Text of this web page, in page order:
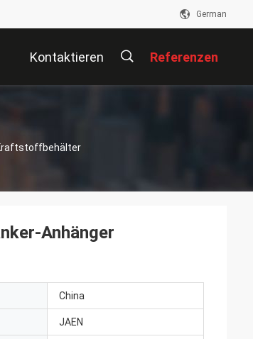
German
Kontaktieren Referenzen
Anhänger
China
JAEN